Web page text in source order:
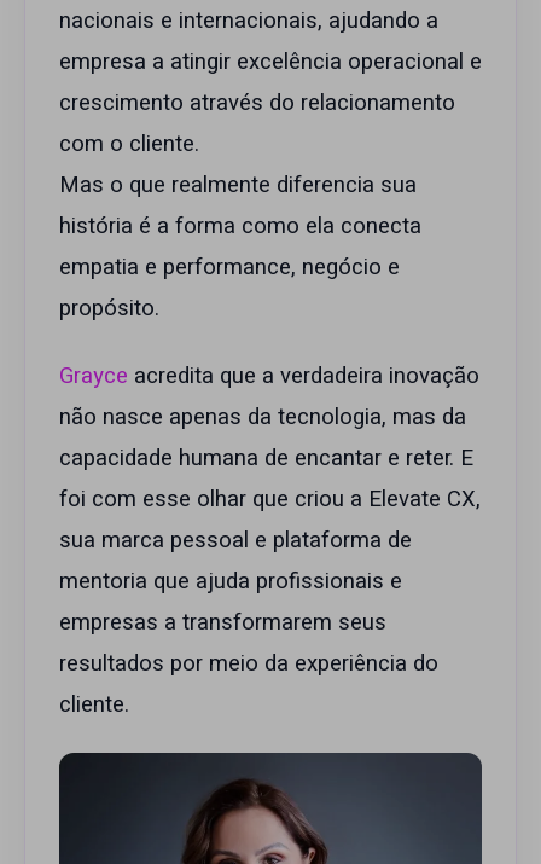
nacionais e internacionais, ajudando a
empresa a atingir excelência operacional e
crescimento através do relacionamento
com o cliente.
Mas o que realmente diferencia sua
história é a forma como ela conecta
empatia e performance, negócio e
propósito.
Grayce acredita que a verdadeira inovação
não nasce apenas da tecnologia, mas da
capacidade humana de encantar e reter. E
foi com esse olhar que criou a Elevate CX,
sua marca pessoal e plataforma de
mentoria que ajuda profissionais e
empresas a transformarem seus
resultados por meio da experiência do
cliente.